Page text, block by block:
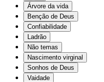
Árvore da vida
Benção de Deus
Confiabilidade
Ladrão
Não temas
Nascimento virginal
Sonhos de Deus
Vaidade